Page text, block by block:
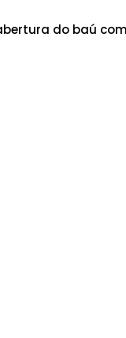
do baú